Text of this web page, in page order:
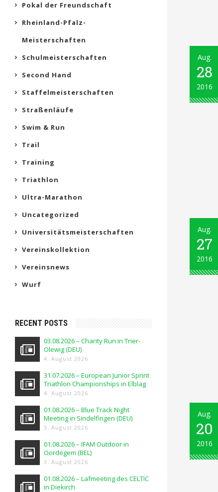
Pokal der Freundschaft
Rheinland-Pfalz-
Meisterschaften
Schulmeisterschaften
Second Hand
Staffelmeisterschaften
Straßenläufe
Swim & Run
Trail
Training
Triathlon
Ultra-Marathon
Uncategorized
Universitätsmeisterschaften
Vereinskollektion
Vereinsnews
Wurf
RECENT POSTS
03.08.2026 – Charity Run in Trier-
Olewig (DEU)
4. August 2026
31.07.2026 – European Junior Sprint
Triathlon Championships in Elblag
(POL)
4. August 2026
01.08.2026 – Blue Track Night
Meeting in Sindelfingen (DEU)
3. August 2026
01.08.2026 – IFAM Outdoor in
Oordegem (BEL)
3. August 2026
01.08.2026 – Lafmeeting des CELTIC
in Diekirch
Aug.
28
2016
Aug.
27
2016
Aug.
20
2016